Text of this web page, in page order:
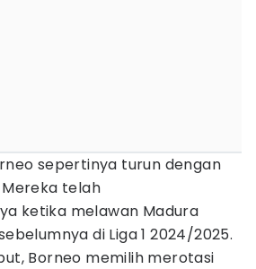
sepertinya turun dengan
telah
ketika melawan Madura
di Liga 1 2024/2025.
Borneo memilih merotasi